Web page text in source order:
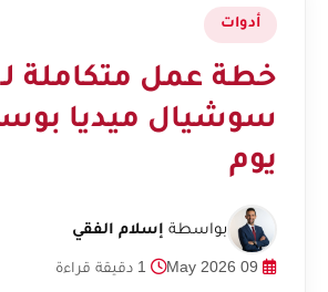
أدوات
خطة عمل متكاملة لـ
يوم
بواسطة إسلام الفقي